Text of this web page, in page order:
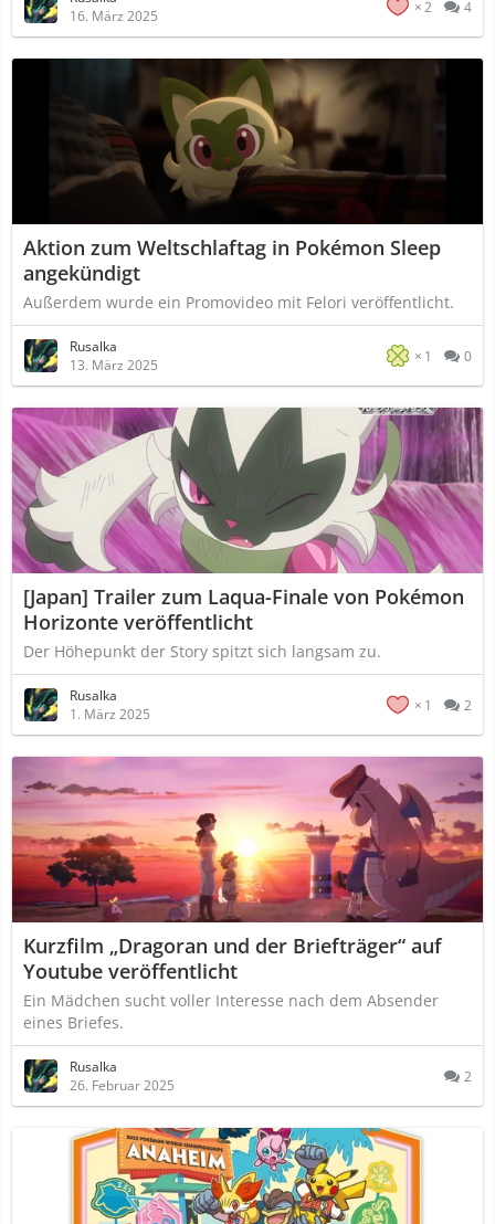
16. März 2025
2 4
Aktion zum Weltschlaftag in Pokémon Sleep
angekündigt
Außerdem wurde ein Promovideo mit Felori veröffentlicht.
Rusalka
13. März 2025
1 0
[Japan] Trailer zum Laqua-Finale von Pokémon
Horizonte veröffentlicht
Der Höhepunkt der Story spitzt sich langsam zu.
Rusalka
1. März 2025
1 2
Kurzfilm „Dragoran und der Briefträger“ auf
Youtube veröffentlicht
Ein Mädchen sucht voller Interesse nach dem Absender
eines Briefes.
Rusalka
26. Februar 2025
2